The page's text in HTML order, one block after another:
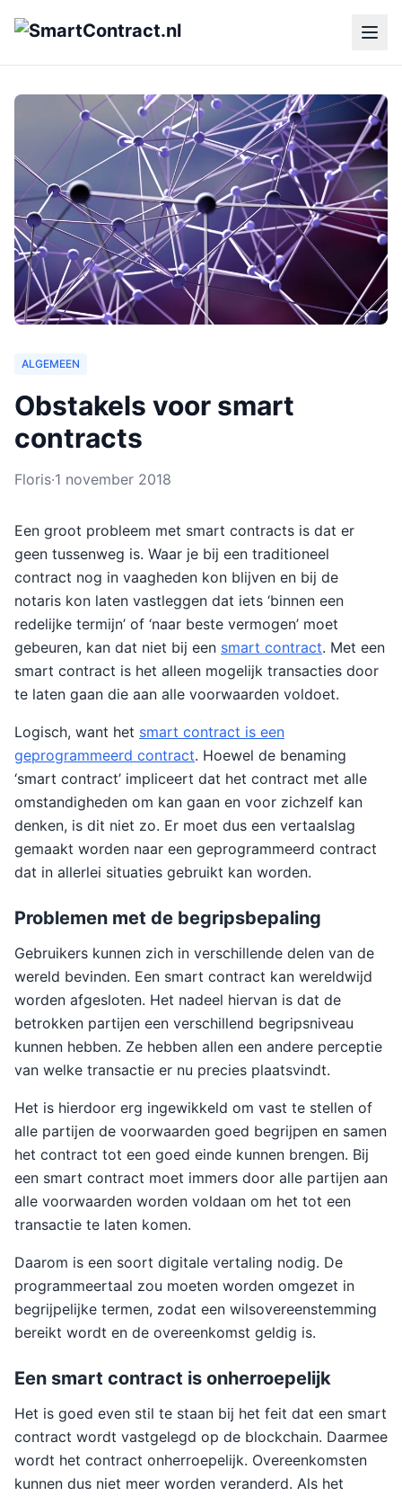
ALGEMEEN
Obstakels voor smart
contracts
Floris·1 november 2018
Een groot probleem met smart contracts is dat er
geen tussenweg is. Waar je bij een traditioneel
contract nog in vaagheden kon blijven en bij de
notaris kon laten vastleggen dat iets ‘binnen een
redelijke termijn’ of ‘naar beste vermogen’ moet
gebeuren, kan dat niet bij een smart contract. Met een
smart contract is het alleen mogelijk transacties door
te laten gaan die aan alle voorwaarden voldoet.
Logisch, want het smart contract is een
geprogrammeerd contract. Hoewel de benaming
‘smart contract’ impliceert dat het contract met alle
omstandigheden om kan gaan en voor zichzelf kan
denken, is dit niet zo. Er moet dus een vertaalslag
gemaakt worden naar een geprogrammeerd contract
dat in allerlei situaties gebruikt kan worden.
Problemen met de begripsbepaling
Gebruikers kunnen zich in verschillende delen van de
wereld bevinden. Een smart contract kan wereldwijd
worden afgesloten. Het nadeel hiervan is dat de
betrokken partijen een verschillend begripsniveau
kunnen hebben. Ze hebben allen een andere perceptie
van welke transactie er nu precies plaatsvindt.
Het is hierdoor erg ingewikkeld om vast te stellen of
alle partijen de voorwaarden goed begrijpen en samen
het contract tot een goed einde kunnen brengen. Bij
een smart contract moet immers door alle partijen aan
alle voorwaarden worden voldaan om het tot een
transactie te laten komen.
Daarom is een soort digitale vertaling nodig. De
programmeertaal zou moeten worden omgezet in
begrijpelijke termen, zodat een wilsovereenstemming
bereikt wordt en de overeenkomst geldig is.
Een smart contract is onherroepelijk
Het is goed even stil te staan bij het feit dat een smart
contract wordt vastgelegd op de blockchain. Daarmee
wordt het contract onherroepelijk. Overeenkomsten
kunnen dus niet meer worden veranderd. Als het